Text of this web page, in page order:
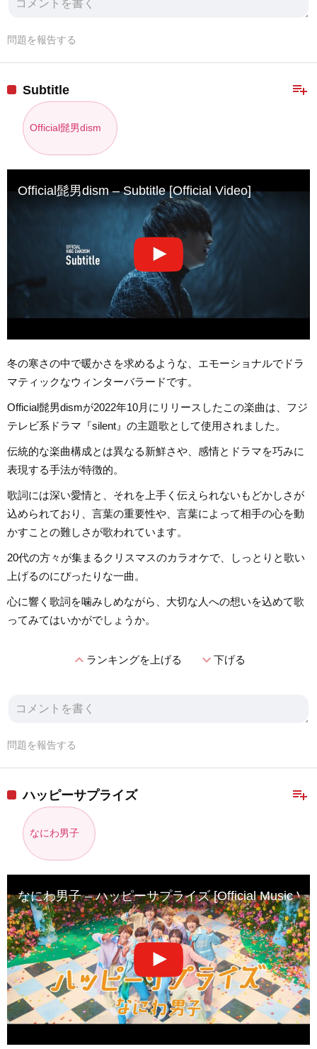
問題を報告する
playlist_add
Subtitle
Official髭男dism
Official髭男dism – Subtitle [Official Video]
冬の寒さの中で暖かさを求めるような、エモーショナルでドラ
マティックなウィンターバラードです。
Official髭男dismが2022年10月にリリースしたこの楽曲は、フジ
テレビ系ドラマ『silent』の主題歌として使用されました。
伝統的な楽曲構成とは異なる新鮮さや、感情とドラマを巧みに
表現する手法が特徴的。
歌詞には深い愛情と、それを上手く伝えられないもどかしさが
込められており、言葉の重要性や、言葉によって相手の心を動
かすことの難しさが歌われています。
20代の方々が集まるクリスマスのカラオケで、しっとりと歌い
上げるのにぴったりな一曲。
心に響く歌詞を噛みしめながら、大切な人への想いを込めて歌
ってみてはいかがでしょうか。
expand_lessランキングを上げる expand_more下げる
問題を報告する
playlist_add
ハッピーサプライズ
なにわ男子
なにわ男子 – ハッピーサプライズ [Official Music